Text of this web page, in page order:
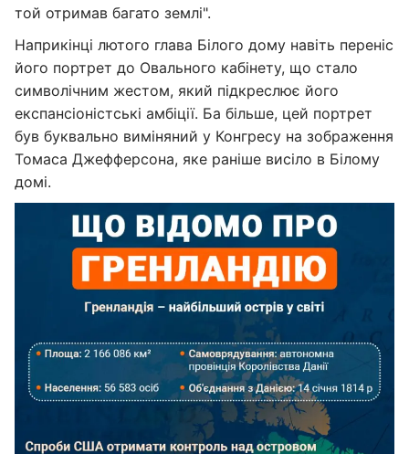
той отримав багато землі".
Наприкінці лютого глава Білого дому навіть переніс
його портрет до Овального кабінету, що стало
символічним жестом, який підкреслює його
експансіоністські амбіції. Ба більше, цей портрет
був буквально виміняний у Конгресу на зображення
Томаса Джефферсона, яке раніше висіло в Білому
домі.